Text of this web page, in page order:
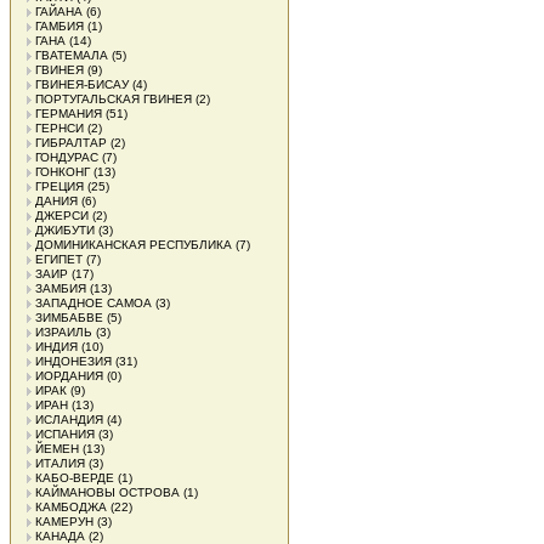
ГАЙАНА (6)
ГАМБИЯ (1)
ГАНА (14)
ГВАТЕМАЛА (5)
ГВИНЕЯ (9)
ГВИНЕЯ-БИСАУ(4)
ПОРТУГАЛЬСКАЯ ГВИНЕЯ (2)
ГЕРМАНИЯ (51)
ГЕРНСИ (2)
ГИБРАЛТАР (2)
ГОНДУРАС (7)
ГОНКОНГ(13)
ГРЕЦИЯ (25)
ДАНИЯ (6)
ДЖЕРСИ (2)
ДЖИБУТИ (3)
ДОМИНИКАНСКАЯ РЕСПУБЛИКА (7)
ЕГИПЕТ (7)
ЗАИР (17)
ЗАМБИЯ (13)
ЗАПАДНОЕ САМОА (3)
ЗИМБАБВЕ (5)
ИЗРАИЛЬ (3)
ИНДИЯ (10)
ИНДОНЕЗИЯ (31)
ИОРДАНИЯ (0)
ИРАК (9)
ИРАН (13)
ИСЛАНДИЯ (4)
ИСПАНИЯ (3)
ЙЕМЕН (13)
ИТАЛИЯ (3)
КАБО-ВЕРДЕ (1)
КАЙМАНОВЫ ОСТРОВА (1)
КАМБОДЖА (22)
КАМЕРУН (3)
КАНАДА (2)